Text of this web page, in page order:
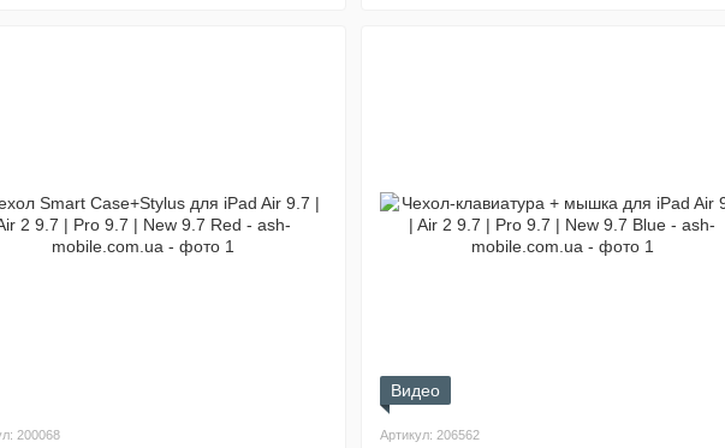
200068
Видео
Артикул: 206562